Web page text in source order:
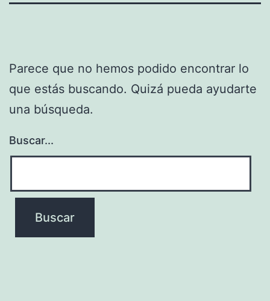
Parece que no hemos podido encontrar lo
que estás buscando. Quizá pueda ayudarte
una búsqueda.
Buscar...